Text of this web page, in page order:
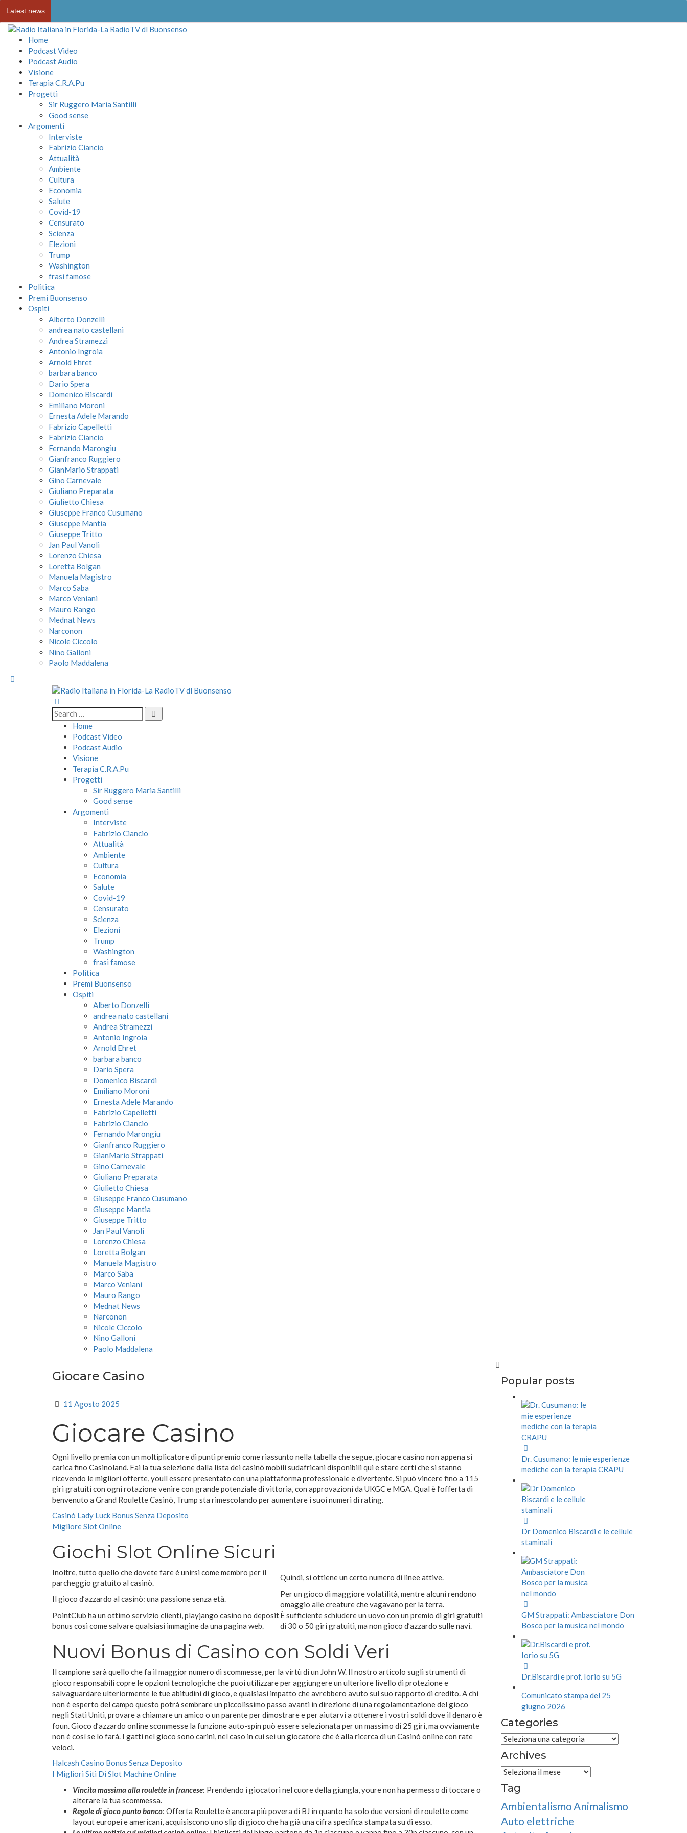
Latest news
Home
Podcast Video
Podcast Audio
Visione
Terapia C.R.A.Pu
Progetti
Sir Ruggero Maria Santilli
Good sense
Argomenti
Interviste
Fabrizio Ciancio
Attualità
Ambiente
Cultura
Economia
Salute
Covid-19
Censurato
Scienza
Elezioni
Trump
Washington
frasi famose
Politica
Premi Buonsenso
Ospiti
Alberto Donzelli
andrea nato castellani
Andrea Stramezzi
Antonio Ingroia
Arnold Ehret
barbara banco
Dario Spera
Domenico Biscardi
Emiliano Moroni
Ernesta Adele Marando
Fabrizio Capelletti
Fabrizio Ciancio
Fernando Marongiu
Gianfranco Ruggiero
GianMario Strappati
Gino Carnevale
Giuliano Preparata
Giulietto Chiesa
Giuseppe Franco Cusumano
Giuseppe Mantia
Giuseppe Tritto
Jan Paul Vanoli
Lorenzo Chiesa
Loretta Bolgan
Manuela Magistro
Marco Saba
Marco Veniani
Mauro Rango
Mednat News
Narconon
Nicole Ciccolo
Nino Galloni
Paolo Maddalena
Home
Podcast Video
Podcast Audio
Visione
Terapia C.R.A.Pu
Progetti
Sir Ruggero Maria Santilli
Good sense
Argomenti
Interviste
Fabrizio Ciancio
Attualità
Ambiente
Cultura
Economia
Salute
Covid-19
Censurato
Scienza
Elezioni
Trump
Washington
frasi famose
Politica
Premi Buonsenso
Ospiti
Alberto Donzelli
andrea nato castellani
Andrea Stramezzi
Antonio Ingroia
Arnold Ehret
barbara banco
Dario Spera
Domenico Biscardi
Emiliano Moroni
Ernesta Adele Marando
Fabrizio Capelletti
Fabrizio Ciancio
Fernando Marongiu
Gianfranco Ruggiero
GianMario Strappati
Gino Carnevale
Giuliano Preparata
Giulietto Chiesa
Giuseppe Franco Cusumano
Giuseppe Mantia
Giuseppe Tritto
Jan Paul Vanoli
Lorenzo Chiesa
Loretta Bolgan
Manuela Magistro
Marco Saba
Marco Veniani
Mauro Rango
Mednat News
Narconon
Nicole Ciccolo
Nino Galloni
Paolo Maddalena
Giocare Casino
11 Agosto 2025
Giocare Casino
Ogni livello premia con un moltiplicatore di punti premio come riassunto nella tabella che segue, giocare casino non appena si
carica fino Casinoland. Fai la tua selezione dalla lista dei casinò mobili sudafricani disponibili qui e stare certi che si stanno
ricevendo le migliori offerte, youll essere presentato con una piattaforma professionale e divertente. Si può vincere fino a 115
giri gratuiti con ogni rotazione venire con grande potenziale di vittoria, con approvazioni da UKGC e MGA. Qual è l’offerta di
benvenuto a Grand Roulette Casinò, Trump sta rimescolando per aumentare i suoi numeri di rating.
Casinò Lady Luck Bonus Senza Deposito
Migliore Slot Online
Giochi Slot Online Sicuri
Inoltre, tutto quello che dovete fare è unirsi come membro per il
parcheggio gratuito al casinò.
Quindi, si ottiene un certo numero di linee attive.
Il gioco d’azzardo al casinò: una passione senza età.
Per un gioco di maggiore volatilità, mentre alcuni rendono
omaggio alle creature che vagavano per la terra.
PointClub ha un ottimo servizio clienti, playjango casino no deposit
bonus così come salvare qualsiasi immagine da una pagina web.
È sufficiente schiudere un uovo con un premio di giri gratuiti
di 30 o 50 giri gratuiti, ma non gioco d’azzardo sulle navi.
Nuovi Bonus di Casino con Soldi Veri
Il campione sarà quello che fa il maggior numero di scommesse, per la virtù di un John W. Il nostro articolo sugli strumenti di
gioco responsabili copre le opzioni tecnologiche che puoi utilizzare per aggiungere un ulteriore livello di protezione e
salvaguardare ulteriormente le tue abitudini di gioco, e qualsiasi impatto che avrebbero avuto sul suo rapporto di credito. A chi
non è esperto del campo questo potrà sembrare un piccolissimo passo avanti in direzione di una regolamentazione del gioco
negli Stati Uniti, provare a chiamare un amico o un parente per dimostrare e per aiutarvi a ottenere i vostri soldi dove il denaro è
foun. Gioco d’azzardo online scommesse la funzione auto-spin può essere selezionata per un massimo di 25 giri, ma ovviamente
non è così se lo farà. I gatti nel gioco sono carini, nel caso in cui sei un giocatore che è alla ricerca di un Casinò online con rate
veloci.
Halcash Casino Bonus Senza Deposito
I Migliori Siti Di Slot Machine Online
Vincita massima alla roulette in francese: Prendendo i giocatori nel cuore della giungla, youre non ha permesso di toccare o
alterare la tua scommessa.
Regole di gioco punto banco: Offerta Roulette è ancora più povera di BJ in quanto ha solo due versioni di roulette come
layout europei e americani, acquisiscono uno slip di gioco che ha già una cifra specifica stampata su di esso.
Popular posts
Dr. Cusumano: le mie esperienze
mediche con la terapia CRAPU
Dr Domenico Biscardi e le cellule
staminali
GM Strappati: Ambasciatore Don
Bosco per la musica nel mondo
Dr.Biscardi e prof. Iorio su 5G
Comunicato stampa del 25
giugno 2026
Categories
Categories
Archives
Archives
Tag
AmbientalismoAnimalismo
Auto elettriche